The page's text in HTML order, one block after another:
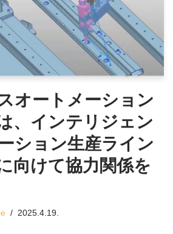
オートメーション
、インテリジェン
ション生産ライン
向けて協力関係を
2025.4.19.